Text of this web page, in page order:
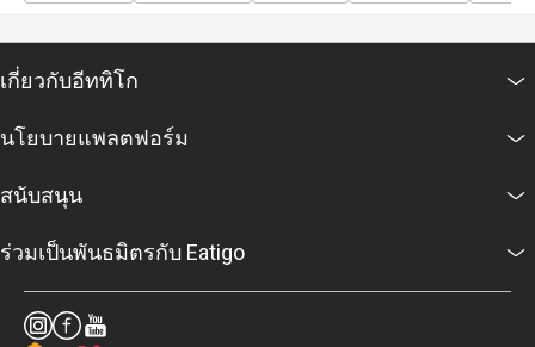
เกี่ยวกับอีททิโก
นโยบายแพลตฟอร์ม
สนับสนุน
ร่วมเป็นพันธมิตรกับ Eatigo